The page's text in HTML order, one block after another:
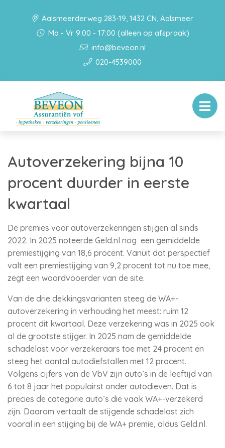
Aalsmeerderweg 283-19, 1432 CN, Aalsmeer
Ma - Vr 9:00 - 17:00 (alleen op afspraak)
info@beveon.nl
020-4539000
Autoverzekering bijna 10
procent duurder in eerste
kwartaal
De premies voor autoverzekeringen stijgen al sinds
2022. In 2025 noteerde Geld.nl nog een gemiddelde
premiestijging van 18,6 procent. Vanuit dat perspectief
valt een premiestijging van 9,2 procent tot nu toe mee,
zegt een woordvooerder van de site.
Van de drie dekkingsvarianten steeg de WA+-
autoverzekering in verhouding het meest: ruim 12
procent dit kwartaal. Deze verzekering was in 2025 ook
al de grootste stijger. In 2025 nam de gemiddelde
schadelast voor verzekeraars toe met 24 procent en
steeg het aantal autodiefstallen met 12 procent.
Volgens cijfers van de VbV zijn auto’s in de leeftijd van
6 tot 8 jaar het populairst onder autodieven. Dat is
precies de categorie auto’s die vaak WA+-verzekerd
zijn. Daarom vertaalt de stijgende schadelast zich
vooral in een stijging bij de WA+ premie, aldus Geld.nl.